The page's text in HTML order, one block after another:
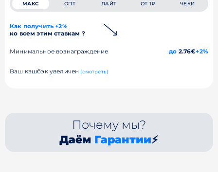
МАКС ОПТ ЛАЙТ ОТ 1₽ ЧЕКИ
Как получить +2%
ко всем этим ставкам ?
Минимальное вознаграждение до 2.76€+2%
Ваш кэшбэк увеличен (смотреть)
Почему мы?
Даём Гарантии⚡